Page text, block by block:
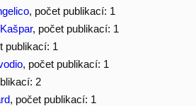
, počet publikací: 1
, počet publikací: 1
publikací: 1
, počet publikací: 1
2
, počet publikací: 1